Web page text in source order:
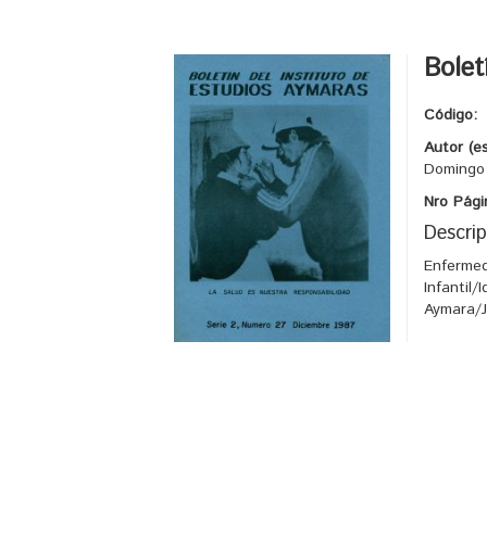
Código:
Autor
Nro
Infantil/